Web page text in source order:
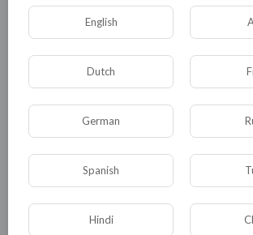
«культурные границы». Текст
http://
9/blog-post_21.html
0 0 • 0 Комментарии
English
Dutch
German
Spanish
Hindi